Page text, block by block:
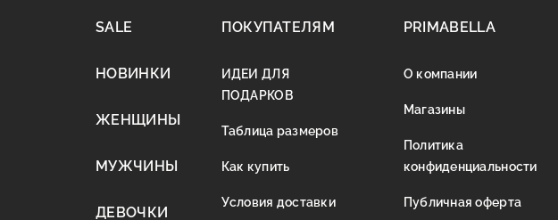
SALE
НОВИНКИ
ЖЕНЩИНЫ
МУЖЧИНЫ
ДЕВОЧКИ
ПОКУПАТЕЛЯМ
ИДЕИ ДЛЯ
ПОДАРКОВ
Таблица размеров
Как купить
Условия доставки
PRIMABELLA
О компании
Магазины
Политика
конфиденциальности
Публичная оферта